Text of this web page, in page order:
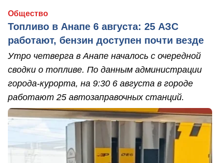
Общество
Топливо в Анапе 6 августа: 25 АЗС
работают, бензин доступен почти везде
Утро четверга в Анапе началось с очередной
сводки о топливе. По данным администрации
города-курорта, на 9:30 6 августа в городе
работают 25 автозаправочных станций.